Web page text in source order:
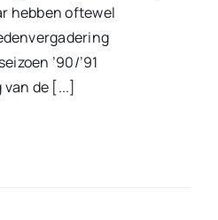
hebben oftewel
’90/’91
de [...]